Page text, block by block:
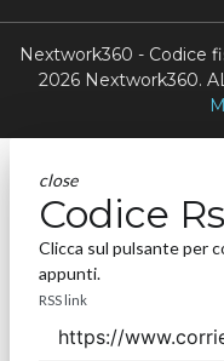
Nextwork360 - Codice
2026 Nextwork360.
close
Codice
Clicca sul pulsante per
appunti.
RSS link